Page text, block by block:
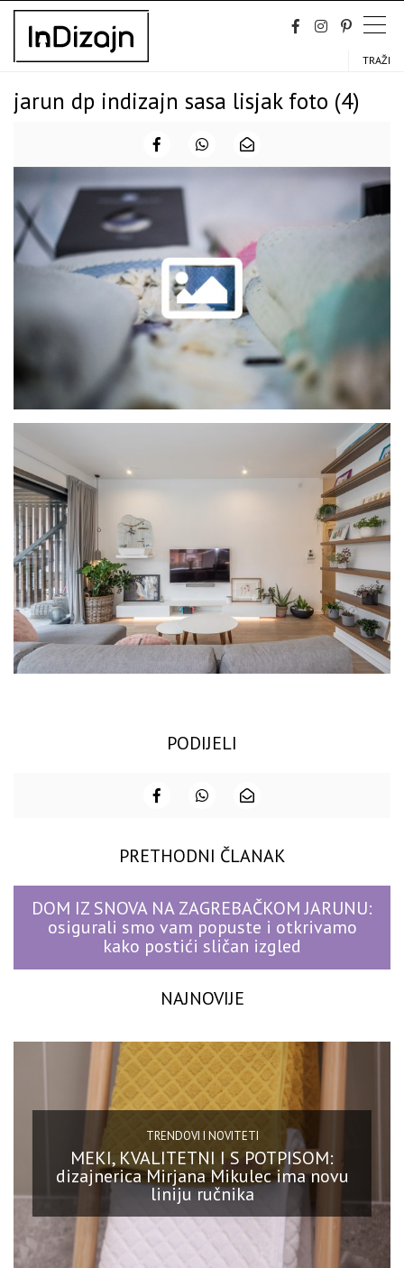
Skip
content
TRAŽI
jarun dp indizajn sasa lisjak foto (4)
PODIJELI
PRETHODNI ČLANAK
DOM IZ SNOVA NA ZAGREBAČKOM JARUNU:
osigurali smo vam popuste i otkrivamo
kako postići sličan izgled
NAJNOVIJE
TRENDOVI I NOVITETI
MEKI, KVALITETNI I S POTPISOM:
dizajnerica Mirjana Mikulec ima novu
liniju ručnika